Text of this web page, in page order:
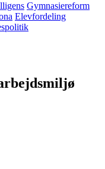
Gymnasiereform
Elevfordeling